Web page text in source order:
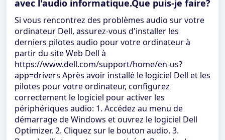
avec l'audio informatique.Que puis-je faire?
Si vous rencontrez des problèmes audio sur votre
ordinateur Dell, assurez-vous d'installer les
derniers pilotes audio pour votre ordinateur à
partir du site Web Dell à
https://www.dell.com/support/home/en-us?
app=drivers Après avoir installé le logiciel Dell et les
pilotes pour votre ordinateur, configurez
correctement le logiciel pour activer les
périphériques audio: 1. Accédez au menu de
démarrage de Windows et ouvrez le logiciel Dell
Optimizer. 2. Cliquez sur le bouton audio. 3.